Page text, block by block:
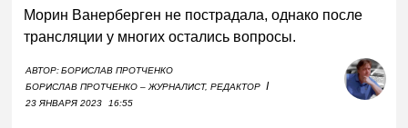
Морин Ванерберген не пострадала, однако после
трансляции у многих остались вопросы.
АВТОР:БОРИСЛАВ ПРОТЧЕНКО
БОРИСЛАВ ПРОТЧЕНКО – ЖУРНАЛИСТ, РЕДАКТОР I
23 ЯНВАРЯ 2023 16:55